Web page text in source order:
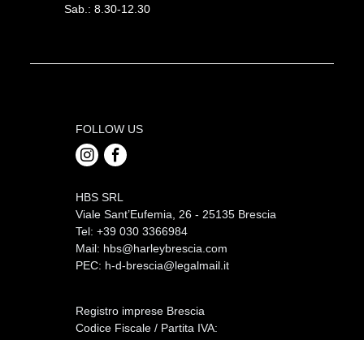
Sab.: 8.30-12.30
FOLLOW US
HBS SRL
Viale Sant’Eufemia, 26 - 25135 Brescia
Tel: +39 030 3366984
Mail: hbs@harleybrescia.com
PEC: h-d-brescia@legalmail.it
Registro imprese Brescia
Codice Fiscale / Partita IVA: